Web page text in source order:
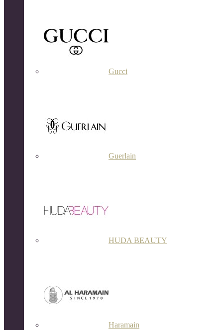
Gucci
Guerlain
HUDA BEAUTY
Haramain